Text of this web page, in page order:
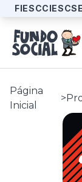
FIESCCIESC
Página
Inicial
>